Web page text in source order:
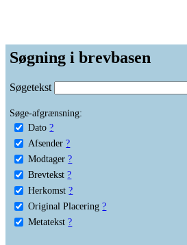
Søgning i brevbasen
Søgetekst
Søge-afgrænsning:
Dato ?
Afsender ?
Modtager ?
Brevtekst ?
Herkomst ?
Original Placering ?
Metatekst ?